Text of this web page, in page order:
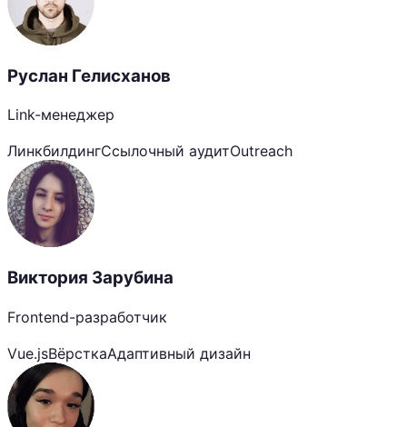
Руслан Гелисханов
Link-менеджер
ЛинкбилдингСсылочный аудитOutreach
Виктория Зарубина
Frontend-разработчик
Vue.jsВёрсткаАдаптивный дизайн